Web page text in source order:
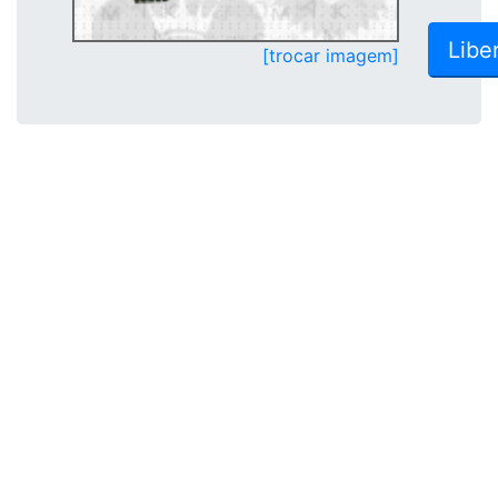
[trocar imagem]